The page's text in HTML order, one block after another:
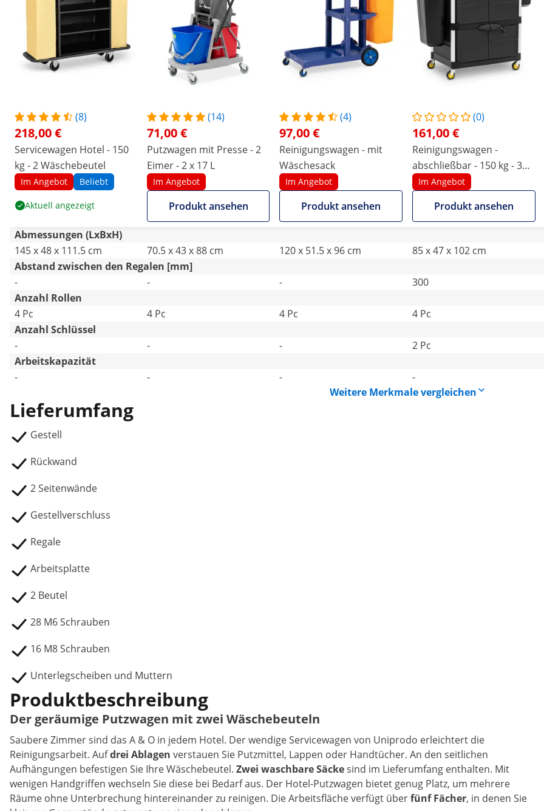
(8)
218,00 €
Servicewagen Hotel - 150
kg - 2 Wäschebeutel
Im Angebot Beliebt
Aktuell angezeigt
(14)
71,00 €
Putzwagen mit Presse - 2
Eimer - 2 x 17 L
Im Angebot
Produkt ansehen
(4)
97,00 €
Reinigungswagen - mit
Wäschesack
Im Angebot
Produkt ansehen
(0)
161,00 €
Reinigungswagen -
abschließbar - 150 kg - 3
Ablagen
Im Angebot
Produkt ansehen
Abmessungen (LxBxH)
145 x 48 x 111.5 cm
70.5 x 43 x 88 cm 120 x 51.5 x 96 cm 85 x 47 x 102 cm
Abstand zwischen den Regalen [mm]
-
- - 300
Anzahl Rollen
4 Pc
4 Pc 4 Pc 4 Pc
Anzahl Schlüssel
-
- - 2 Pc
Arbeitskapazität
-
- - -
Weitere Merkmale vergleichen
Lieferumfang
Gestell
Rückwand
2 Seitenwände
Gestellverschluss
Regale
Arbeitsplatte
2 Beutel
28 M6 Schrauben
16 M8 Schrauben
Unterlegscheiben und Muttern
Produktbeschreibung
Der geräumige Putzwagen mit zwei Wäschebeuteln
Saubere Zimmer sind das A & O in jedem Hotel. Der wendige Servicewagen von Uniprodo erleichtert die
Reinigungsarbeit. Aufdrei Ablagen verstauen Sie Putzmittel, Lappen oder Handtücher. An den seitlichen
Aufhängungen befestigen Sie Ihre Wäschebeutel. Zwei waschbare Säckesind im Lieferumfang enthalten. Mit
wenigen Handgriffen wechseln Sie diese bei Bedarf aus. Der Hotel-Putzwagen bietet genug Platz, um mehrere
Räume ohne Unterbrechung hintereinander zu reinigen. Die Arbeitsfläche verfügt überfünf Fächer, in denen Sie